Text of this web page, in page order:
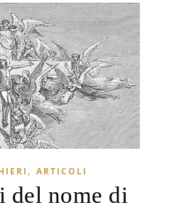
, ARTICOLI
del nome di